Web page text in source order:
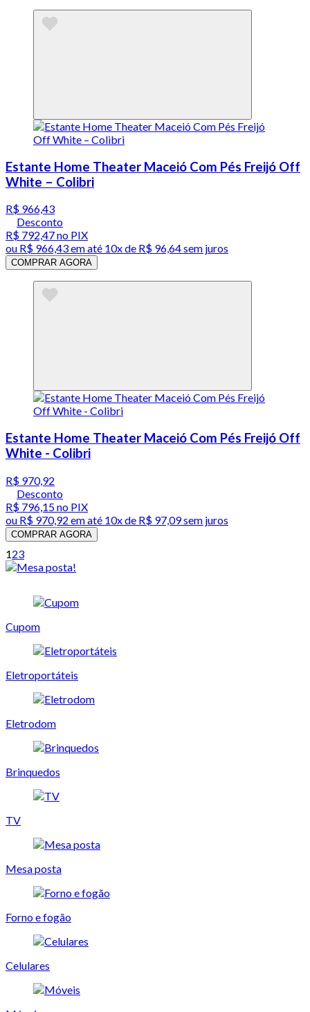
Estante Home Theater Maceió Com Pés Freijó Off
White – Colibri
R$ 966,43
Desconto
R$ 792,47no PIX
ou R$ 966,43em até 10x de R$ 96,64 sem juros
COMPRAR AGORA
Estante Home Theater Maceió Com Pés Freijó Off
White - Colibri
R$ 970,92
Desconto
R$ 796,15no PIX
ou R$ 970,92 em até 10x de R$ 97,09 sem juros
COMPRAR AGORA
123
Cupom
Eletroportáteis
Eletrodom
Brinquedos
TV
Mesa posta
Forno e fogão
Celulares